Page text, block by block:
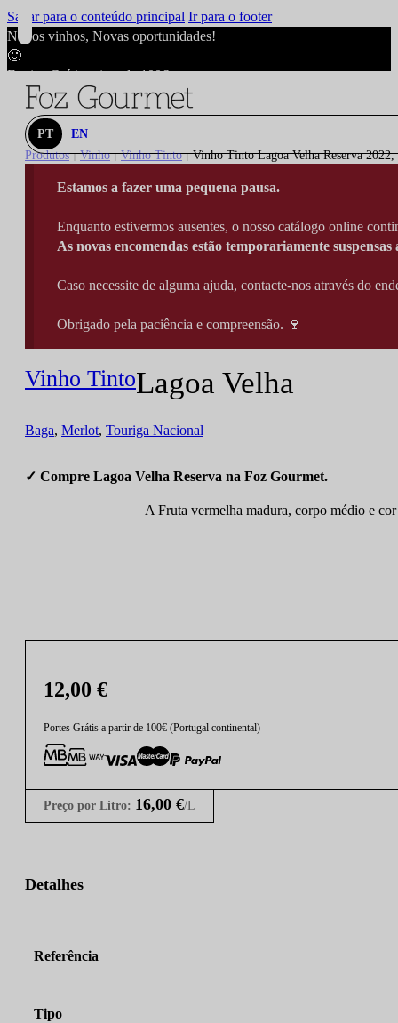
Saltar para o conteúdo principal Ir para o footer
Novos vinhos, Novas oportunidades!
🙂
Envios Grátis acima de 100€
Novos vinhos, Novas oportunidades!
Envios Grátis acima de 100€
Novos vinhos, Novas oportunidades!
Envios Grátis acima de 100€
PT
EN
Produtos | Vinho | Vinho Tinto | Vinho Tinto Lagoa Velha Reserva 2022,
Estamos a fazer uma pequena pausa.
Enquanto estivermos ausentes, o nosso catálogo online
As novas encomendas estão temporariamente suspensas
Caso necessite de alguma ajuda, contacte-nos através do
Obrigado pela paciência e compreensão. 🍷
Vinho TintoLagoa Velha
Baga, Merlot, Touriga Nacional
✓ Compre Lagoa Velha Reserva na Foz Gourmet.
A Fruta vermelha madura, corpo médio e
12,00 €
Portes Grátis a partir de 100€ (Portugal continental)
Preço por Litro: 16,00 €/L
Detalhes
Referência
Tipo